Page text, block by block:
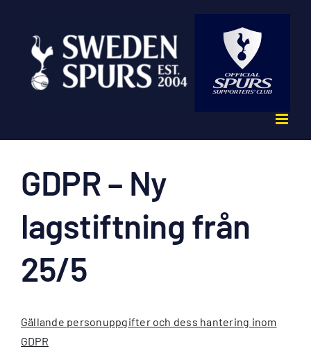
innehållet
GDPR – Ny
lagstiftning från
25/5
Gällande personuppgifter och dess hantering inom
GDPR